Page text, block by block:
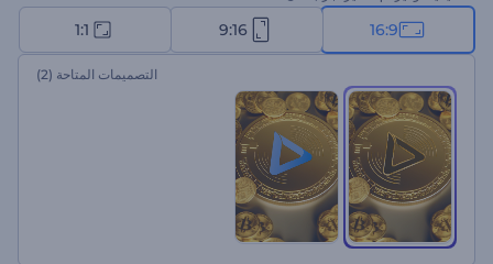
16:9
9:16
1:1
التصميمات المتاحة (2)